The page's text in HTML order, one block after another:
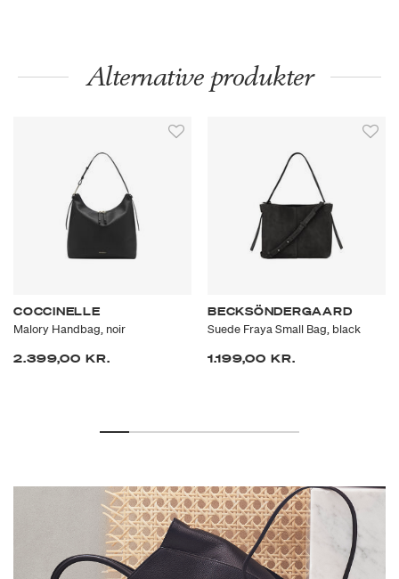
Alternative produkter
COCCINELLE
Malory Handbag, noir
2.399,00 KR.
BECKSÖNDERGAARD
Suede Fraya Small Bag, black
1.199,00 KR.